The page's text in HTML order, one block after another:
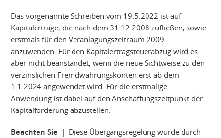
Das vorgenannte Schreiben vom 19.5.2022 ist auf
Kapitalerträge, die nach dem 31.12.2008 zufließen, sowie
erstmals für den Veranlagungszeitraum 2009
anzuwenden. Für den Kapitalertragsteuerabzug wird es
aber nicht beanstandet, wenn die neue Sichtweise zu den
verzinslichen Fremdwährungskonten erst ab dem
1.1.2024 angewendet wird. Für die erstmalige
Anwendung ist dabei auf den Anschaffungszeitpunkt der
Kapitalforderung abzustellen.
Beachten Sie | Diese Übergangsregelung wurde durch